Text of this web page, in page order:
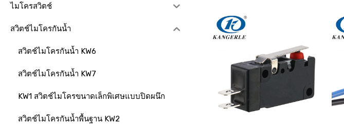
ไมโครสวิตช์
สวิตช์ไมโครกันน้ำ
สวิตช์ไมโครกันน้ำ KW6
สวิตช์ไมโครกันน้ำ KW7
KW1 สวิตช์ไมโครขนาดเล็กพิเศษแบบปิดผนึก
สวิตช์ไมโครกันน้ำพื้นฐาน KW2